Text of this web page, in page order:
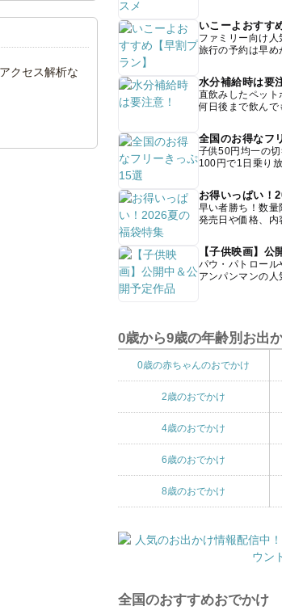
クセス解析な
いこーよおすす
ファミリー向け人
旅行の予約は早め
水分補給時は要
直飲みしたペット
何日後まで飲んで
全国のお得なフ
子供50円均一の切
100円で1日乗り放
お得いっぱい！
早い者勝ち！数
発売日や価格、
【子供映画】公
パウ・パトロール
アンパンマンの人
0歳から9歳の年齢別お出
0歳の赤ちゃんのおでかけ
2歳のおでかけ
4歳のおでかけ
6歳のおでかけ
8歳のおでかけ
全国のおすすめおでかけ